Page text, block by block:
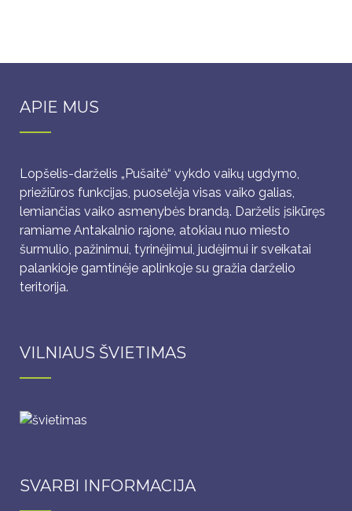
APIE MUS
Lopšelis-darželis „Pušaitė“ vykdo vaikų ugdymo,
priežiūros funkcijas, puoselėja visas vaiko galias,
lemiančias vaiko asmenybės brandą. Darželis įsikūręs
ramiame Antakalnio rajone, atokiau nuo miesto
šurmulio, pažinimui, tyrinėjimui, judėjimui ir sveikatai
palankioje gamtinėje aplinkoje su gražia darželio
teritorija.
VILNIAUS ŠVIETIMAS
SVARBI INFORMACIJA